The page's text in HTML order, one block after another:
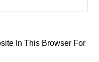
In This Browser For